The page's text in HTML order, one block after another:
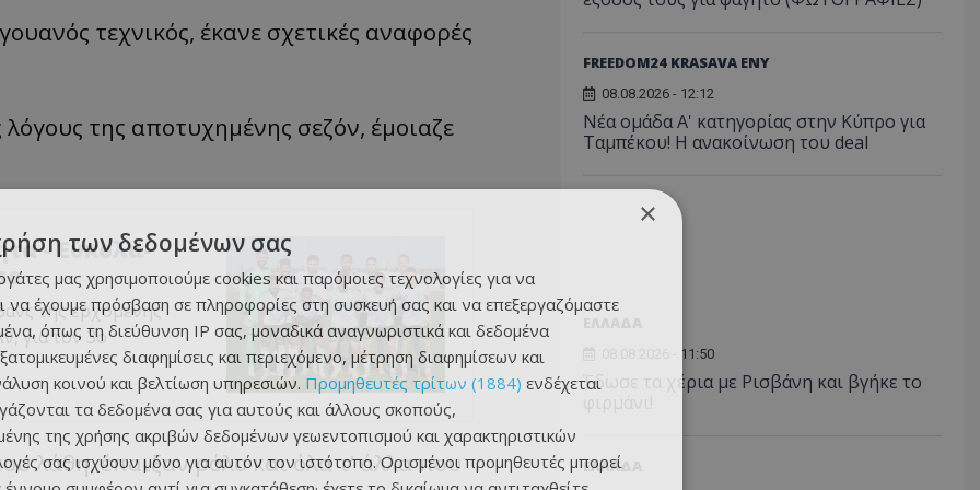
τεχνικός, έκανε σχετικές αναφορές
της αποτυχημένης σεζόν, έμοιαζε
- Εύκολα-
της ερχόμενης
για τον 3ο
λάθη, έπαιξαν ρόλο και όλα τ’ άλλα που
FREEDOM24 KRASAVA ΕΝΥ
08.08.2026 - 12:12
Νέα ομάδα Α' κατηγορίας στην Κύπρο για
Ταμπέκου! Η ανακοίνωση του deal
08.08.2026 - 11:50
Έδωσε τα χέρια με Ρισβάνη και βγήκε το
ΕΛΛΑΔΑ
×
των δεδομένων σας
μας χρησιμοποιούμε cookies και παρόμοιες τεχνολογίες για να
να έχουμε πρόσβαση σε πληροφορίες στη συσκευή σας και να επεξεργαζόμαστε
όπως τη διεύθυνση IP σας, μοναδικά αναγνωριστικά και δεδομένα
διαφημίσεις και περιεχόμενο, μέτρηση διαφημίσεων και
κοινού και βελτίωση υπηρεσιών. Προμηθευτές τρίτων (1884) ενδέχεται
τα δεδομένα σας για αυτούς και άλλους σκοπούς,
της χρήσης ακριβών δεδομένων γεωεντοπισμού και χαρακτηριστικών
σας ισχύουν μόνο για αυτόν τον ιστότοπο. Ορισμένοι προμηθευτές μπορεί